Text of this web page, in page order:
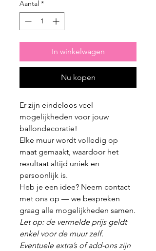
Aantal *
In winkelwagen
Nu kopen
Er zijn eindeloos veel
mogelijkheden voor jouw
ballondecoratie!
Elke muur wordt volledig op
maat gemaakt, waardoor het
resultaat altijd uniek en
persoonlijk is.
Heb je een idee? Neem contact
met ons op — we bespreken
graag alle mogelijkheden samen.
Let op: de vermelde prijs geldt
enkel voor de muur zelf.
Eventuele extra’s of add-ons zijn